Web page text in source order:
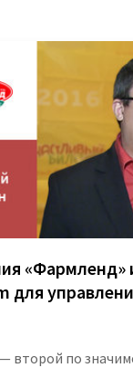
«Фармленд»
для
второй по